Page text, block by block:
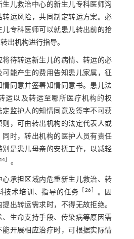
儿救治中心的新生儿专科医师沟
运风险，共同制定转运方案。必
专科医师可以就患儿转出前的抢
出机构进行指导。
待转运新生儿的病情、转运的必
能产生的费用告知患儿家属，征
同意并签署知情同意书。患儿法
运以及转运至哪所医疗机构的权
监护人的知情同意及签字不可获
，可由转出机构的法定代表人或
时，转出机构的医护人员有责任
是患儿母亲的安抚工作，以减轻
］ 。
承担区域内危重新生儿救治、转
技术培训、指导的任务
［26
。因
出转运需求时，不得无故拒绝。
生命支持手段、传染病等原因需
开展相应治疗时，可根据实际情